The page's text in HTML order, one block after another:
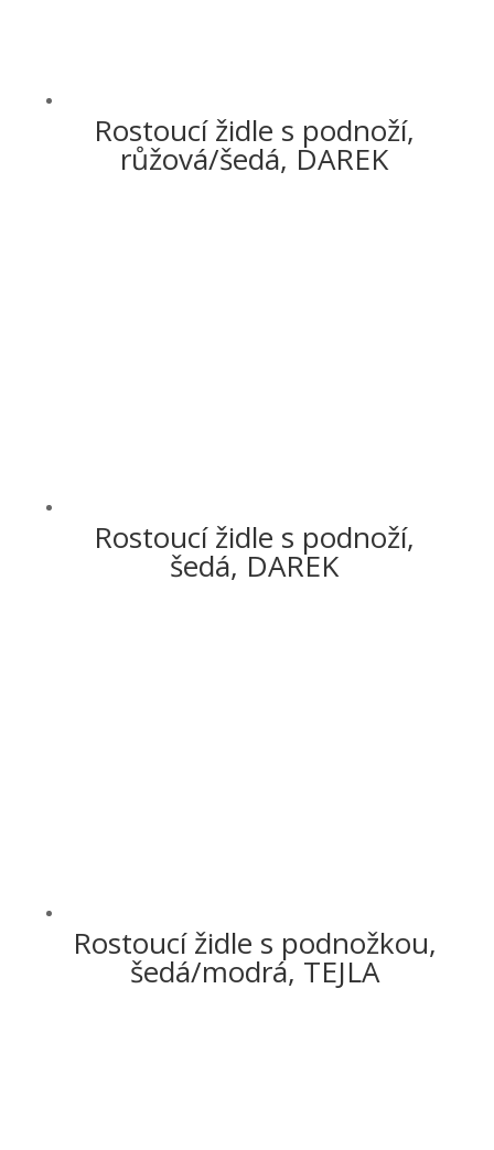
Rostoucí židle s podnoží,
růžová/šedá, DAREK
Rostoucí židle s podnoží,
šedá, DAREK
Rostoucí židle s podnožkou,
šedá/modrá, TEJLA